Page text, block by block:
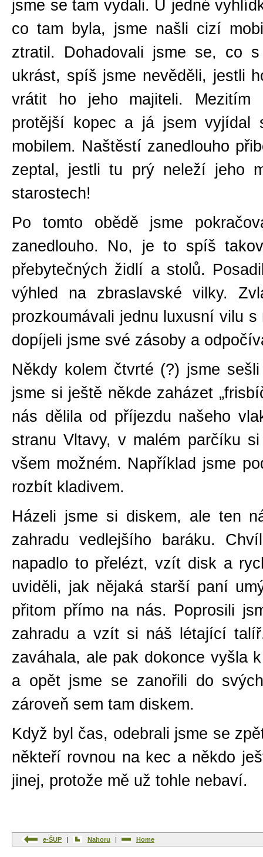
jsme se tam vydali. U jedné
co tam byla, jsme našli cizí
ztratil. Dohadovali jsme se, co
ukrást, spíš jsme nevěděli, jestli
vrátit ho jeho majiteli. Mezitím
protější kopec a já jsem vyjídal
mobilem. Naštěstí zanedlouho
zeptal, jestli tu prý neleží jeho
starostech!
Po tomto obědě jsme
zanedlouho. No, je to spíš
přebytečných židlí a stolů.
výhled na zbraslavské vilky.
prozkoumávali jednu luxusní vilu
dopíjeli jsme své zásoby a
Někdy kolem čtvrté (?) jsme
jsme si ještě někde zaházet
nás dělila od příjezdu našeho
stranu Vltavy, v malém parčíku
všem možném. Například jsme
rozbít kladivem.
Házeli jsme si diskem, ale ten
zahradu vedlejšího baráku.
napadlo to přelézt, vzít disk a
uviděli, jak nějaká starší paní
přitom přímo na nás. Poprosili
zahradu a vzít si náš létající
zaváhala, ale pak dokonce vyšla
a opět jsme se zanořili do
zároveň sem tam diskem.
Když byl čas, odebrali jsme se
někteří rovnou na kec a někdo
jinej, protože mě už tohle nebaví.
e-ŠUP | Nahoru | Home